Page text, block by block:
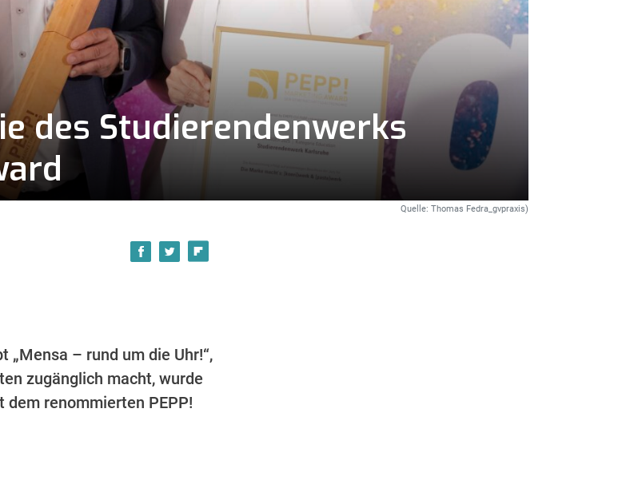
des Studierendenwerks
Quelle: Thomas Fedra_gvpraxis)
„Mensa – rund um die Uhr!“,
zugänglich macht, wurde
renommierten PEPP!